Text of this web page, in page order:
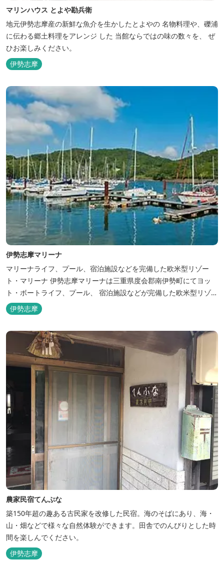
マリンハウス とよや勘兵衛
地元伊勢志摩産の新鮮な魚介を生かしたとよやの 名物料理や、礫浦
に伝わる郷土料理をアレンジ した 当館ならではの味の数々を、 ぜ
ひお楽しみください。
伊勢志摩
伊勢志摩マリーナ
マリーナライフ、プール、宿泊施設などを完備した欧米型リゾー
ト・マリーナ 伊勢志摩マリーナは三重県度会郡南伊勢町にてヨッ
ト・ボートライフ、プール、 宿泊施設などが完備した欧米型リゾー
ト・マリーナの管理・運営を行っております。
伊勢志摩
農家民宿てんぷな
築150年超の趣ある古民家を改修した民宿。海のそばにあり、海・
山・畑などで様々な自然体験ができます。田舎でのんびりとした時
間を楽しんでください。
伊勢志摩